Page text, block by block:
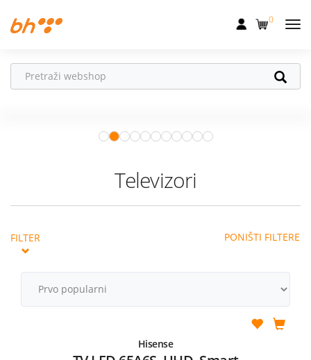
Fiksna
Akcije
Podrška
0
Ne propusti
Prood 04.08.–31.08. očekuju te
super pokloni!
Televizori
FILTER PONIŠTI FILTERE
Hisense